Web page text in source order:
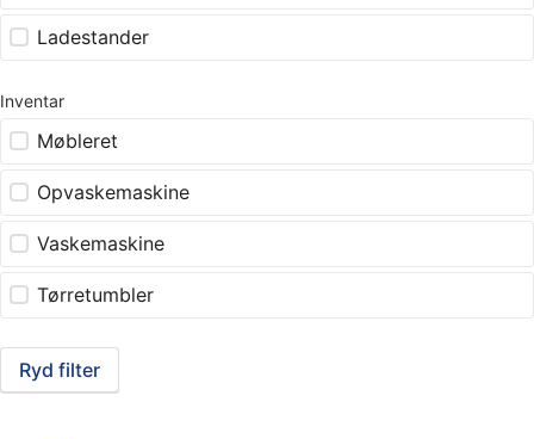
Ladestander
Inventar
Møbleret
Opvaskemaskine
Vaskemaskine
Tørretumbler
Ryd filter